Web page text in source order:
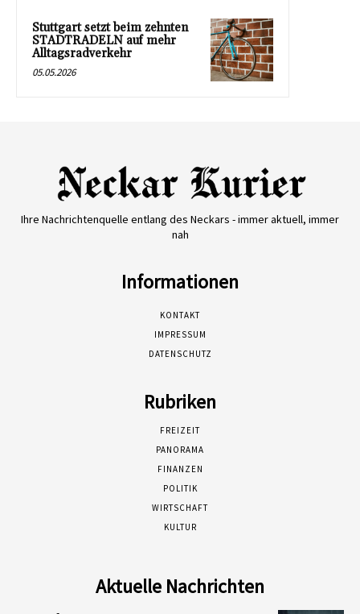
Stuttgart setzt beim zehnten
STADTRADELN auf mehr
Alltagsradverkehr
05.05.2026
Ihre Nachrichtenquelle entlang des Neckars - immer aktuell, immer
nah
Informationen
KONTAKT
IMPRESSUM
DATENSCHUTZ
Rubriken
FREIZEIT
PANORAMA
FINANZEN
POLITIK
WIRTSCHAFT
KULTUR
Aktuelle Nachrichten